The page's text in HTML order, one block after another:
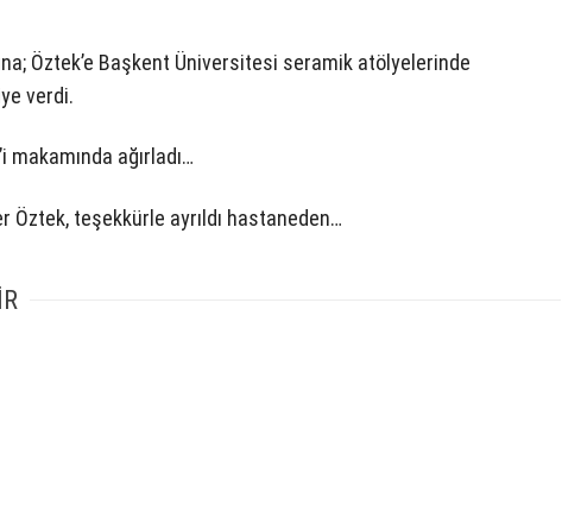
Öztek’e Başkent Üniversitesi seramik atölyelerinde
verdi.
makamında ağırladı…
Öztek, teşekkürle ayrıldı hastaneden…